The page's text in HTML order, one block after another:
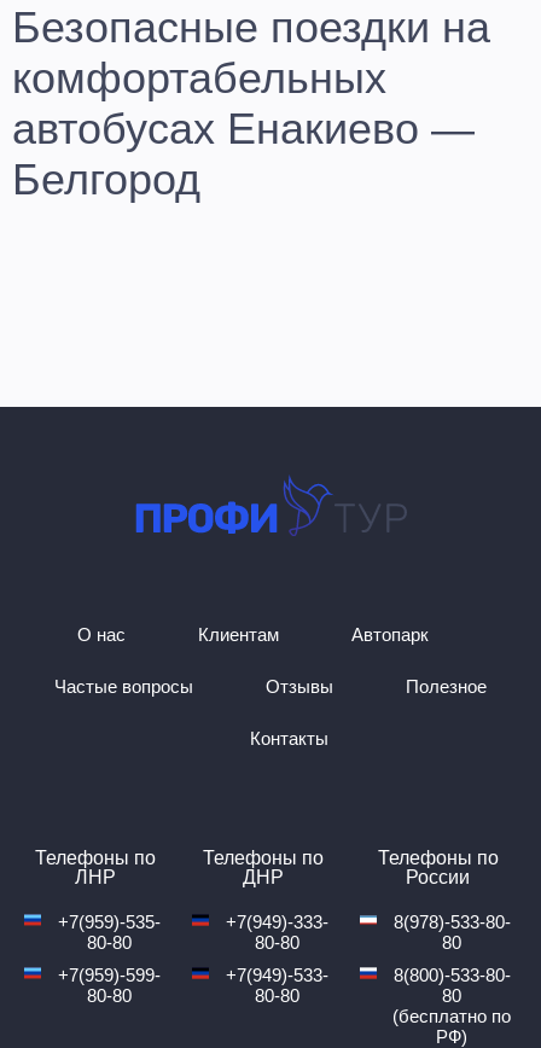
Безопасные поездки на
комфортабельных
автобусах Енакиево —
Белгород
Белгород, а также заказать обратный билет Белгород —
Среднее время в пути — 11 ч. 15 м.
Места посадок: Золотое кольцо, АЗС «Шел», «Крытый
рынок Эльдорадо».
Места прибытия: Фрегат, Автовокзал
Автобус (50 мест), Микроавтобус (16 мест)
данных
Едем через КПП: Бугаёвка.
Почему выбирают
надежного перевозчика
О нас Клиентам Автопарк
Частые вопросы Отзывы Полезное
Контакты
Телефоны по
ЛНР
+7(959)-535-
80-80
+7(959)-599-
80-80
Телефоны по
ДНР
+7(949)-333-
80-80
+7(949)-533-
80-80
Телефоны по
России
8(978)-533-80-
80
8(800)-533-80-
80
(бесплатно по
РФ)